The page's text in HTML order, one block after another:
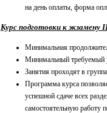
на день оплаты, форма
Курс подготовки к
Минимальная
Минимальный требуемый
Занятия проходят в
Программа курса
успешной сдаче всех
самостоятельную работу